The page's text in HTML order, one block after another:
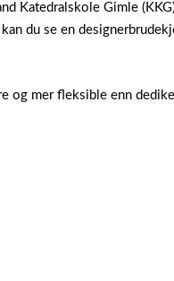
Katedralskole Gimle
du se en
og mer fleksible enn